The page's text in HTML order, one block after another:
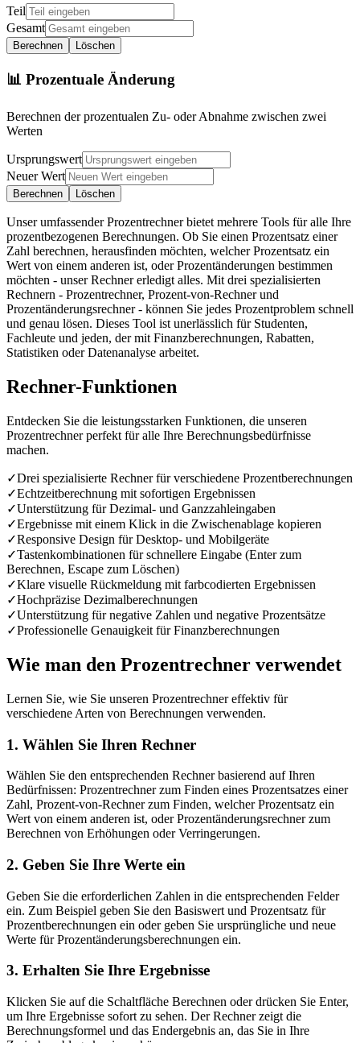
Teil
Gesamt
Berechnen Löschen
📊 Prozentuale Änderung
Berechnen der prozentualen Zu- oder Abnahme zwischen zwei
Werten
Ursprungswert
Neuer Wert
Berechnen Löschen
Unser umfassender Prozentrechner bietet mehrere Tools für alle Ihre
prozentbezogenen Berechnungen. Ob Sie einen Prozentsatz einer
Zahl berechnen, herausfinden möchten, welcher Prozentsatz ein
Wert von einem anderen ist, oder Prozentänderungen bestimmen
möchten - unser Rechner erledigt alles. Mit drei spezialisierten
Rechnern - Prozentrechner, Prozent-von-Rechner und
Prozentänderungsrechner - können Sie jedes Prozentproblem schnell
und genau lösen. Dieses Tool ist unerlässlich für Studenten,
Fachleute und jeden, der mit Finanzberechnungen, Rabatten,
Statistiken oder Datenanalyse arbeitet.
Rechner-Funktionen
Entdecken Sie die leistungsstarken Funktionen, die unseren
Prozentrechner perfekt für alle Ihre Berechnungsbedürfnisse
machen.
✓Drei spezialisierte Rechner für verschiedene Prozentberechnungen
✓Echtzeitberechnung mit sofortigen Ergebnissen
✓Unterstützung für Dezimal- und Ganzzahleingaben
✓Ergebnisse mit einem Klick in die Zwischenablage kopieren
✓Responsive Design für Desktop- und Mobilgeräte
✓Tastenkombinationen für schnellere Eingabe (Enter zum
Berechnen, Escape zum Löschen)
✓Klare visuelle Rückmeldung mit farbcodierten Ergebnissen
✓Hochpräzise Dezimalberechnungen
✓Unterstützung für negative Zahlen und negative Prozentsätze
✓Professionelle Genauigkeit für Finanzberechnungen
Wie man den Prozentrechner verwendet
Lernen Sie, wie Sie unseren Prozentrechner effektiv für
verschiedene Arten von Berechnungen verwenden.
1. Wählen Sie Ihren Rechner
Wählen Sie den entsprechenden Rechner basierend auf Ihren
Bedürfnissen: Prozentrechner zum Finden eines Prozentsatzes einer
Zahl, Prozent-von-Rechner zum Finden, welcher Prozentsatz ein
Wert von einem anderen ist, oder Prozentänderungsrechner zum
Berechnen von Erhöhungen oder Verringerungen.
2. Geben Sie Ihre Werte ein
Geben Sie die erforderlichen Zahlen in die entsprechenden Felder
ein. Zum Beispiel geben Sie den Basiswert und Prozentsatz für
Prozentberechnungen ein oder geben Sie ursprüngliche und neue
Werte für Prozentänderungsberechnungen ein.
3. Erhalten Sie Ihre Ergebnisse
Klicken Sie auf die Schaltfläche Berechnen oder drücken Sie Enter,
um Ihre Ergebnisse sofort zu sehen. Der Rechner zeigt die
Berechnungsformel und das Endergebnis an, das Sie in Ihre